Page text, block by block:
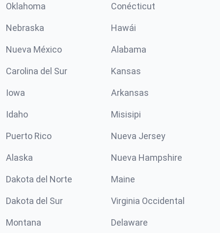
Oklahoma Conécticut
Nebraska Hawái
Nueva México Alabama
Carolina del Sur Kansas
Iowa Arkansas
Idaho Misisipi
Puerto Rico Nueva Jersey
Alaska Nueva Hampshire
Dakota del Norte Maine
Dakota del Sur Virginia Occidental
Montana Delaware